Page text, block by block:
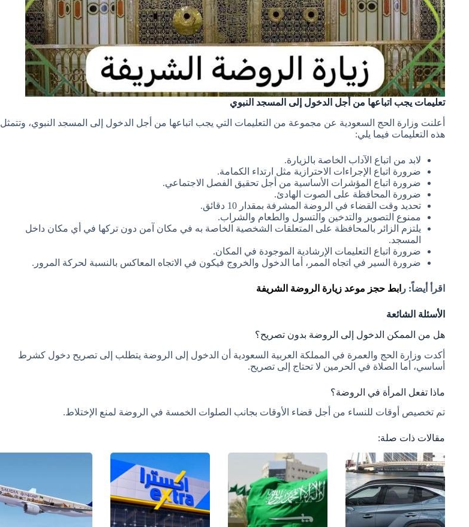
تعليمات يجب اتباعها من أجل الدخول إلى المسجد النبوي
أعلنت وزارة الحج السعودية عن مجموعة من التعليمات التي يجب اتباعها من أجل الدخول إلى المسجد النبوي، وتتمثل
هذه التعليمات فيما يلي:
لابد من اتباع الآداب الخاصة بالزيارة.
ضرورة اتباع الإجراءات الاحترازية مثل ارتداء الكمامة.
ضرورة اتباع المؤشرات الأساسية من أجل تحقيق الفصل الاجتماعي.
ضرورة المحافظة على الصوت الهادئ.
تحديد وقت القضاء في الروضة المشرفة بمقدار 10 دقائق.
ممنوع التصوير والتدخين والتسول والطعام والشراب.
يلتزم الزائر بالمحافظة على المتعلقات الشخصية الخاصة به في مكان آمن دون تركها في أي مكان داخل
المسجد.
ضرورة اتباع التعليمات الإرشادية الموجودة في المكان.
ضرورة السير في اتجاه الممر، أما الدخول والخروج فيكون في الاتجاه المعاكس بالنسبة لحركة المرور.
اقرأ أيضاً: ر ابط حجز موعد زيارة الروضة الشريفة
الأسئلة الشائعة
هل من الممكن الدخول إلى الروضة بدون تصريح؟
أكدت وزارة الحج والعمرة في المملكة العربية السعودية أن الدخول إلى الروضة يتطلب إلى تصريح دخول كشرط
أساسي، أما الصلاة في الحرمين لا تحتاج إلى تصريح.
ماذا تفعل المرأة في الروضة؟
تم تخصيص أوقات للنساء من أجل قضاء الأوقات بجانب الصلوات الخمسة في الروضة لمنع الإختلاط.
مقالات ذات صلة: